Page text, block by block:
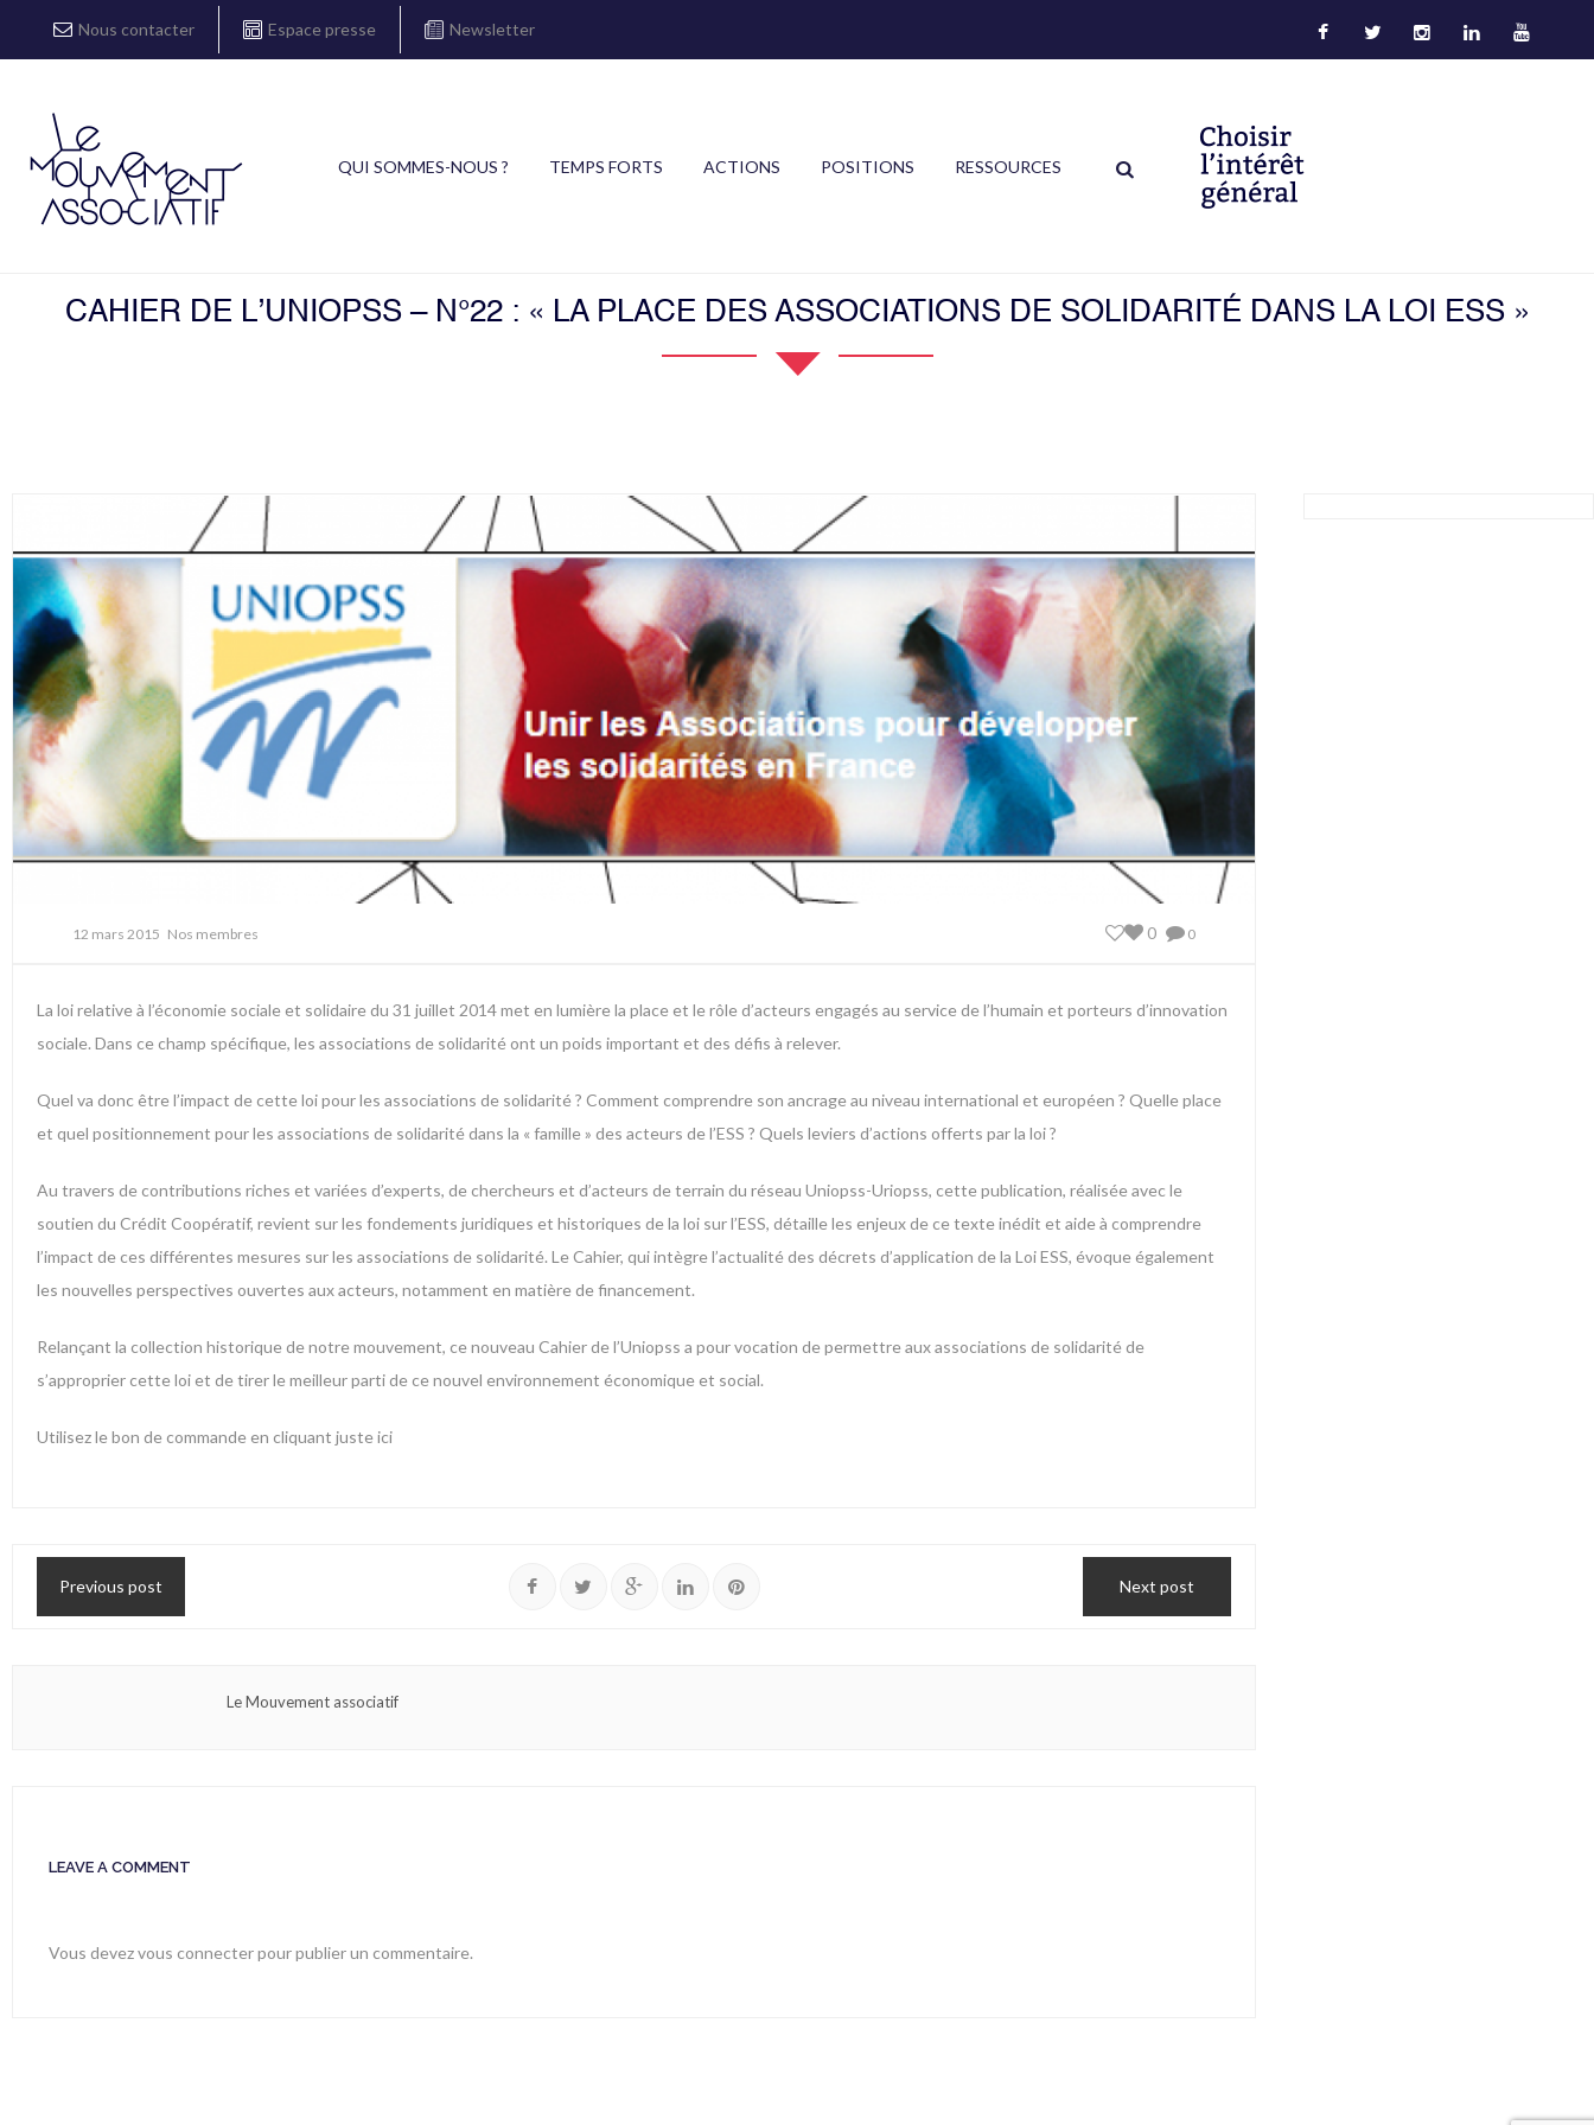
Nous contacter Espace presse Newsletter
QUI SOMMES-NOUS ? TEMPS FORTS ACTIONS POSITIONS RESSOURCES
CAHIER DE L’UNIOPSS – N°22 : « LA PLACE DES ASSOCIATIONS DE SOLIDARITÉ DANS LA LOI ESS »
12 mars 2015 Nos membres 0
0
La loi relative à l’économie sociale et solidaire du 31 juillet 2014 met en lumière la place et le rôle d’acteurs engagés au service de l’humain et porteurs d’innovation
sociale. Dans ce champ spécifique, les associations de solidarité ont un poids important et des défis à relever.
Quel va donc être l’impact de cette loi pour les associations de solidarité ? Comment comprendre son ancrage au niveau international et européen ? Quelle place
et quel positionnement pour les associations de solidarité dans la « famille » des acteurs de l’ESS ? Quels leviers d’actions offerts par la loi ?
Au travers de contributions riches et variées d’experts, de chercheurs et d’acteurs de terrain du réseau Uniopss-Uriopss, cette publication, réalisée avec le
soutien du Crédit Coopératif, revient sur les fondements juridiques et historiques de la loi sur l’ESS, détaille les enjeux de ce texte inédit et aide à comprendre
l’impact de ces différentes mesures sur les associations de solidarité. Le Cahier, qui intègre l’actualité des décrets d’application de la Loi ESS, évoque également
les nouvelles perspectives ouvertes aux acteurs, notamment en matière de financement.
Relançant la collection historique de notre mouvement, ce nouveau Cahier de l’Uniopss a pour vocation de permettre aux associations de solidarité de
s’approprier cette loi et de tirer le meilleur parti de ce nouvel environnement économique et social.
Utilisez le bon de commande en cliquant juste ici
Previous post Next post
Le Mouvement associatif
LEAVE A COMMENT
Vous devezvous connecterpour publier un commentaire.